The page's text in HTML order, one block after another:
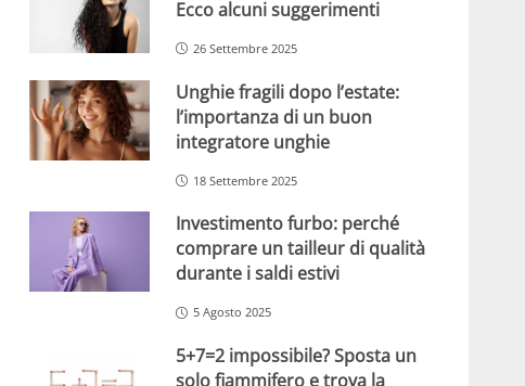
Ecco alcuni suggerimenti
26 Settembre 2025
Unghie fragili dopo l’estate:
l’importanza di un buon
integratore unghie
18 Settembre 2025
Investimento furbo: perché
comprare un tailleur di qualità
durante i saldi estivi
5 Agosto 2025
5+7=2 impossibile? Sposta un
solo fiammifero e trova la